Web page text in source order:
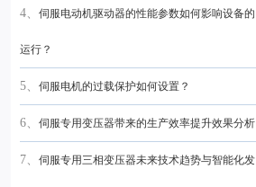
4、 伺服电动机驱动器的性能参数如何影响设备的
运行？
5、 伺服电机的过载保护如何设置？
6、 伺服专用变压器带来的生产效率提升效果分析
7、 伺服专用三相变压器未来技术趋势与智能化发